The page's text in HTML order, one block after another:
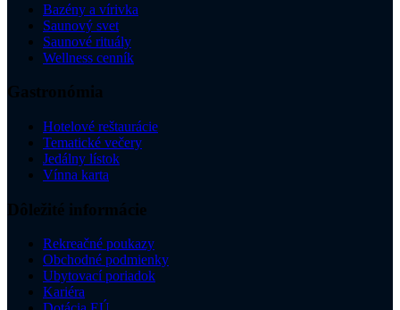
Bazény a vírivka
Saunový svet
Saunové rituály
Wellness cenník
Gastronómia
Hotelové reštaurácie
Tematické večery
Jedálny lístok
Vínna karta
Dôležité informácie
Rekreačné poukazy
Obchodné podmienky
Ubytovací poriadok
Kariéra